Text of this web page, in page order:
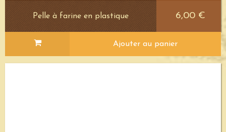
Pelle à farine en plastique 6,00 €
Ajouter au panier